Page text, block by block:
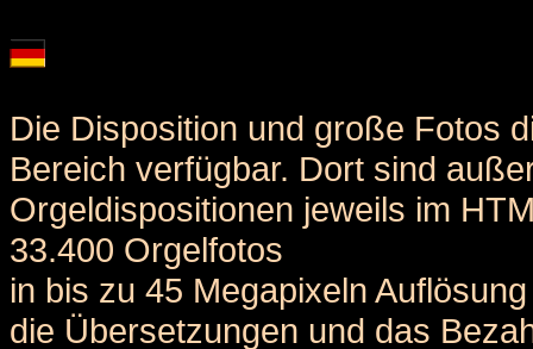
Die Disposition und große Fotos
Bereich verfügbar. Dort sind
Orgeldispositionen jeweils im
33.400 Orgelfotos
in bis zu 45 Megapixeln
die Übersetzungen und das